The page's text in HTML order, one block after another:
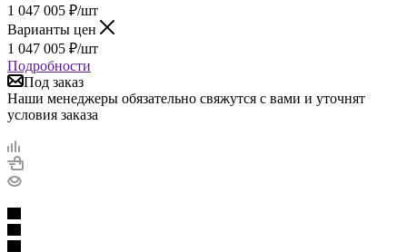
1 047 005 ₽/шт
Варианты цен
1 047 005 ₽/шт
Подробности
Под заказ
Наши менеджеры обязательно свяжутся с вами и уточнят
условия заказа